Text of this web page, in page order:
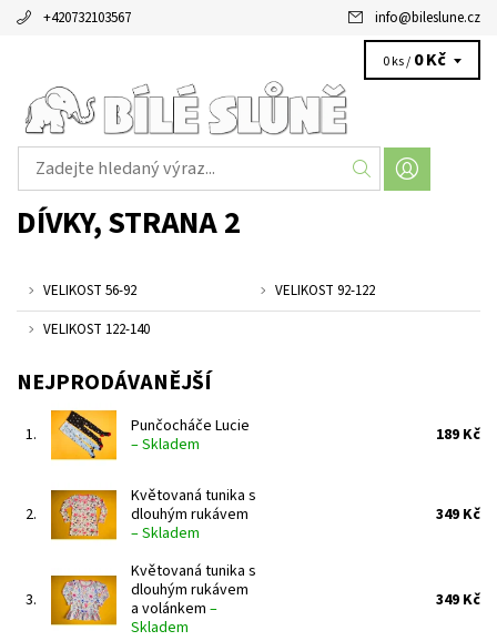
+420732103567 info@bileslune.cz
0 ks / 0 Kč
DÍVKY, STRANA 2
VELIKOST 56-92
VELIKOST 92-122
VELIKOST 122-140
NEJPRODÁVANĚJŠÍ
1.
Punčocháče Lucie
–Skladem 189 Kč
2.
Květovaná tunika s
dlouhým rukávem
–Skladem
349 Kč
3.
Květovaná tunika s
dlouhým rukávem
a volánkem –
Skladem
349 Kč